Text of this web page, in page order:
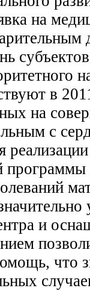
на
в
на
с
и
что